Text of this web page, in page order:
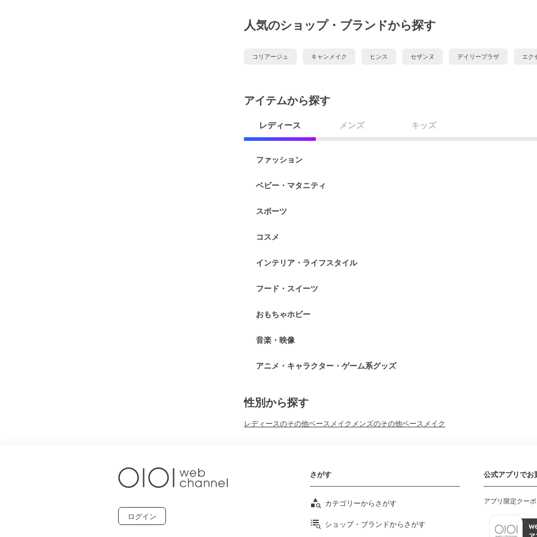
人気のショップ・ブランドから探す
コリアージュ キャンメイク ヒンス セザンヌ デイリープラザ エク
アイテムから探す
レディース メンズ キッズ
ファッション
ベビー・マタニティ
スポーツ
コスメ
インテリア・ライフスタイル
フード・スイーツ
おもちゃホビー
音楽・映像
アニメ・キャラクター・ゲーム系グッズ
性別から探す
レディースのその他ベースメイク メンズのその他ベースメイク
ログイン
さがす
カテゴリーからさがす
ショップ・ブランドからさがす
公式アプリでお
アプリ限定クー